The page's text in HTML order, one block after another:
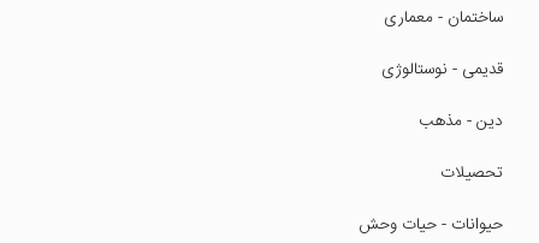
ساختمان - معماری
قدیمی - نوستالوژی
دین - مذهب
تحصیلات
حیوانات - حیات وحش